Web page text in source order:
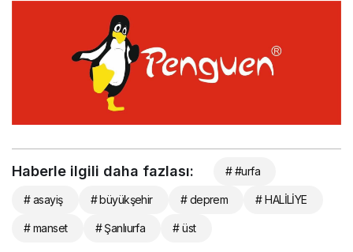
Haberle ilgili daha fazlası: # #urfa
# asayiş # büyükşehir # deprem # HALİLİYE
# manset # Şanlıurfa # üst